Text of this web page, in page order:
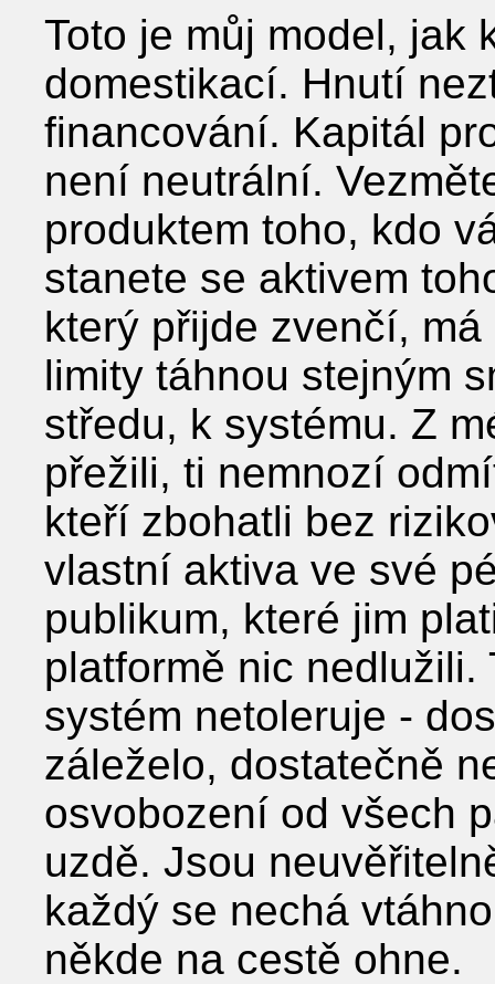
Toto je můj model, jak
domestikací. Hnutí
financování. Kapitál
není neutrální.
produktem toho, kdo
stanete se aktivem
který přijde zvenčí,
limity táhnou stejným
středu, k systému. Z
přežili, ti nemnozí
kteří zbohatli bez
vlastní aktiva ve své
publikum, které jim
platformě nic
systém netoleruje -
záleželo, dostatečně
osvobození od všech
uzdě. Jsou
každý se nechá
někde na cestě ohne.